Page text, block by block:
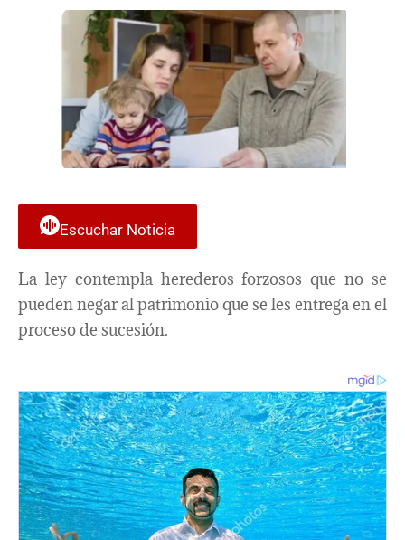
Escuchar Noticia
La ley contempla herederos forzosos que no se
pueden negar al patrimonio que se les entrega en el
proceso de sucesión.